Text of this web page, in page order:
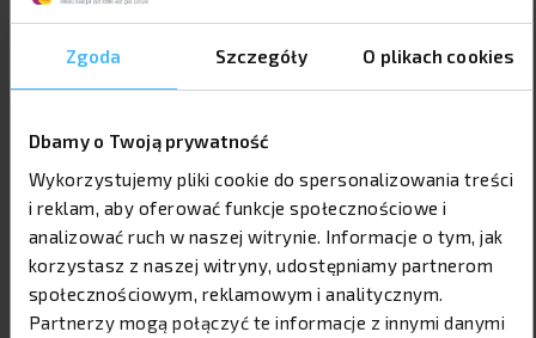
Zgoda Szczegóły O plikach cookies
Dbamy o Twoją prywatność
Wykorzystujemy pliki cookie do spersonalizowania treści
i reklam, aby oferować funkcje społecznościowe i
analizować ruch w naszej witrynie. Informacje o tym, jak
korzystasz z naszej witryny, udostępniamy partnerom
społecznościowym, reklamowym i analitycznym.
Partnerzy mogą połączyć te informacje z innymi danymi
Ważne informacje na temat
składania zamówień:
Wszystkie podane ceny są wyrażone w złotych
polskich i nie zawierają podatku VAT (23%).
Projekty graficzne pod produkty niewymienione w
tabelce cennika będą wyceniane indywidualnie.